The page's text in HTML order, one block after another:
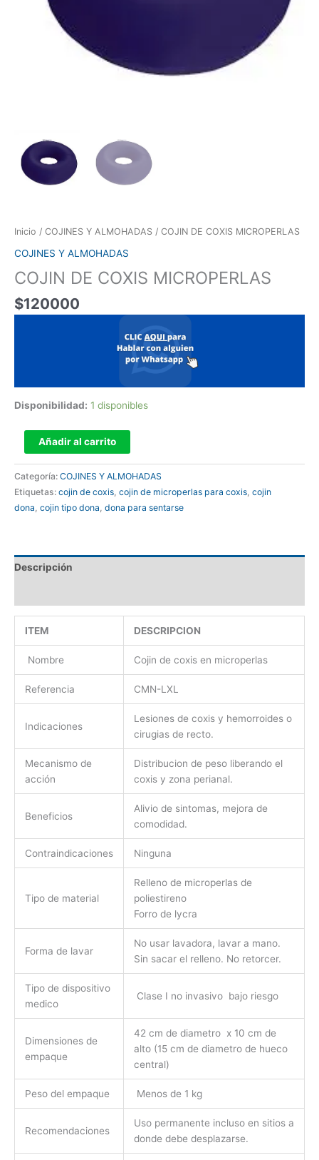
Inicio / COJINES Y ALMOHADAS / COJIN DE COXIS MICROPERLAS
COJINES Y ALMOHADAS
COJIN DE COXIS MICROPERLAS
$120000
Disponibilidad: 1 disponibles
Añadir al carrito
Categoría: COJINES Y ALMOHADAS
Etiquetas: cojin de coxis cojin de microperlas para coxis cojin
dona cojin tipo dona dona para sentarse
Descripción
ITEM DESCRIPCION
Nombre Cojin de coxis en microperlas
Referencia CMN-LXL
Indicaciones
Lesiones de coxis y hemorroides o
cirugias de recto.
Mecanismo de
acción
Distribucion de peso liberando el
coxis y zona perianal.
Beneficios
Alivio de sintomas, mejora de
comodidad.
Contraindicaciones Ninguna
Tipo de material
Relleno de microperlas de
poliestireno
Forro de lycra
Forma de lavar
No usar lavadora, lavar a mano.
Sin sacar el relleno. No retorcer.
Tipo de dispositivo
medico
Clase I no invasivo bajo riesgo
Dimensiones de
empaque
42 cm de diametro x 10 cm de
alto (15 cm de diametro de hueco
central)
Peso del empaque Menos de 1 kg
Recomendaciones
Uso permanente incluso en sitios a
donde debe desplazarse.